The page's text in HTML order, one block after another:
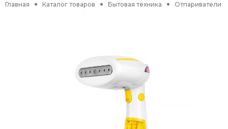
Главная Каталог товаров Бытовая техника Отпариватели